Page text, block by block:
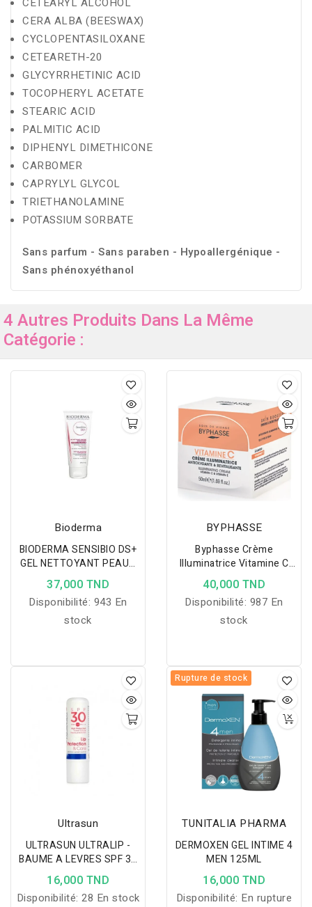
CERA ALBA (BEESWAX)
CYCLOPENTASILOXANE
CETEARETH-20
GLYCYRRHETINIC ACID
TOCOPHERYL ACETATE
STEARIC ACID
PALMITIC ACID
DIPHENYL DIMETHICONE
CARBOMER
CAPRYLYL GLYCOL
TRIETHANOLAMINE
POTASSIUM SORBATE
Sans parfum - Sans paraben - Hypoallergénique -
Sans phénoxyéthanol
4 Autres Produits Dans La Même
Catégorie :
Bioderma
BIODERMA SENSIBIO DS+
GEL NETTOYANT PEAUX
SENSIBLES, 200ML
37,000 TND
Disponibilité: 943 En
stock
BYPHASSE
Byphasse Crème
Illuminatrice Vitamine C
50ml
40,000 TND
Disponibilité: 987 En
stock
Ultrasun
ULTRASUN ULTRALIP -
BAUME A LEVRES SPF 30
4,8g
16,000 TND
Disponibilité: 28 En stock
Rupture de stock
TUNITALIA PHARMA
DERMOXEN GEL INTIME 4
MEN 125ML
16,000 TND
Disponibilité: En rupture